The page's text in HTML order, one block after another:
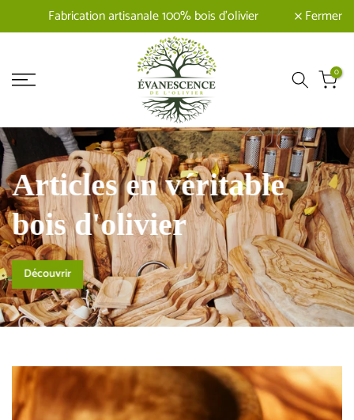
Livraison offertepour toutes les commandes de plus
de 110 euros
Fermer
0
Articles en véritable
bois d'olivier
Découvrir